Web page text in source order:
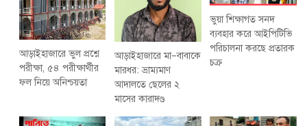
আড়াইহাজারে ভুল প্রশ্নে
পরীক্ষা, ৫৪ পরীক্ষার্থীর
ফল নিয়ে অনিশ্চয়তা
আড়াইহাজারে মা–বাবাকে
মারধর: ভ্রাম্যমাণ
আদালতে ছেলের ২
মাসের কারাদণ্ড
ভুয়া শিক্ষাগত সনদ
ব্যবহার করে আইপিটিভি
পরিচালনা করছে প্রতারক
চক্র